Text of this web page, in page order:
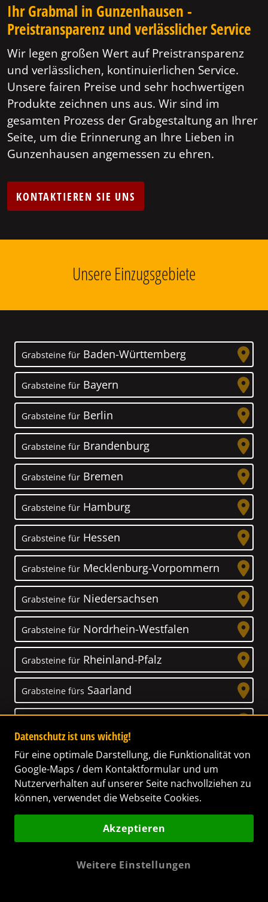
Ihr Grabmal in Gunzenhausen -
Preistransparenz und verlässlicher Service
Wir legen großen Wert auf Preistransparenz
und verlässlichen, kontinuierlichen Service.
Unsere fairen Preise und sehr hochwertigen
Produkte zeichnen uns aus. Wir sind im
gesamten Prozess der Grabgestaltung an Ihrer
Seite, um die Erinnerung an Ihre Lieben in
Gunzenhausen angemessen zu ehren.
KONTAKTIEREN SIE UNS
Unsere Einzugsgebiete
Grabsteine für Baden-Württemberg
Grabsteine für Bayern
Grabsteine für Berlin
Grabsteine für Brandenburg
Grabsteine für Bremen
Grabsteine für Hamburg
Grabsteine für Hessen
Grabsteine für Mecklenburg-Vorpommern
Grabsteine für Niedersachsen
Grabsteine für Nordrhein-Westfalen
Grabsteine für Rheinland-Pfalz
Grabsteine fürs Saarland
Grabsteine fürSachsen-Anhalt
Grabsteine fürSchleswig-Holstein
Grabsteine fürThüringen
Datenschutz ist uns wichtig!
Für eine optimale Darstellung, die Funktionalität von
Google-Maps / dem Kontaktformular und um
Nutzerverhalten auf unserer Seite nachvollziehen zu
können, verwendet die Webseite Cookies.
Akzeptieren
Weitere Einstellungen